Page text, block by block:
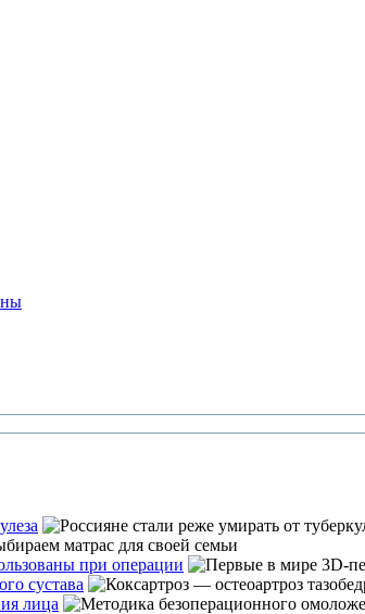
при операции
сустава
лица